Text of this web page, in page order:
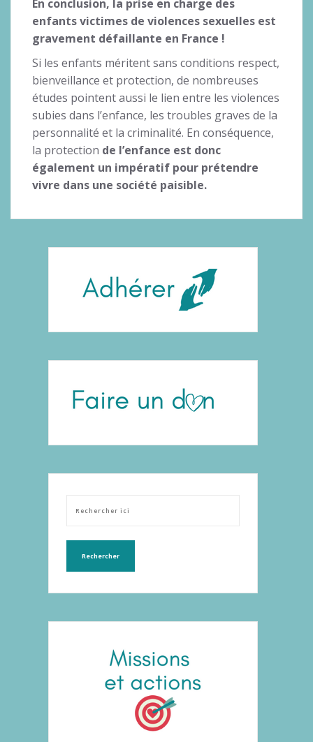
En conclusion, la prise en charge des
enfants victimes de violences sexuelles est
gravement défaillante en France !
Si les enfants méritent sans conditions respect,
bienveillance et protection, de nombreuses
études pointent aussi le lien entre les violences
subies dans l’enfance, les troubles graves de la
personnalité et la criminalité. En conséquence,
la protection de l’enfance est donc
également un impératif pour prétendre
vivre dans une société paisible.